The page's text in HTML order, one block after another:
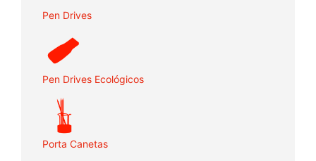
Pen Drives
Pen Drives Ecológicos
Porta Canetas